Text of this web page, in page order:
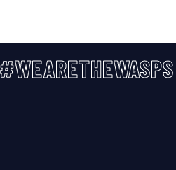
#WEARETHEWASPS